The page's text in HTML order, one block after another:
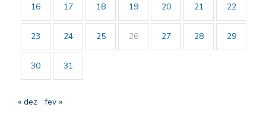
16 17 18 19 20 21 22
23 24 25 26 27 28 29
30 31
« dez fev »